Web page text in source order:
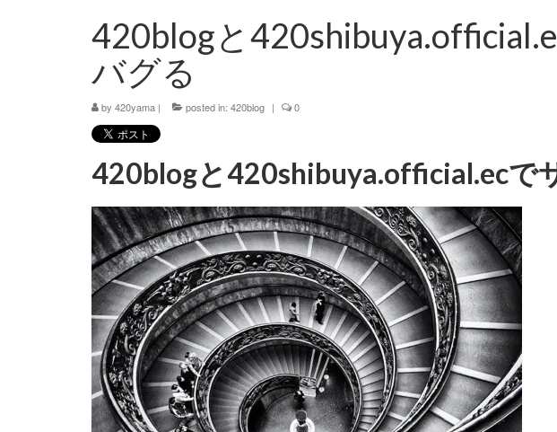
420blogと
バグる
by 420yama | posted in: 420blog | 0
420blogと420shibuya.official.ecで